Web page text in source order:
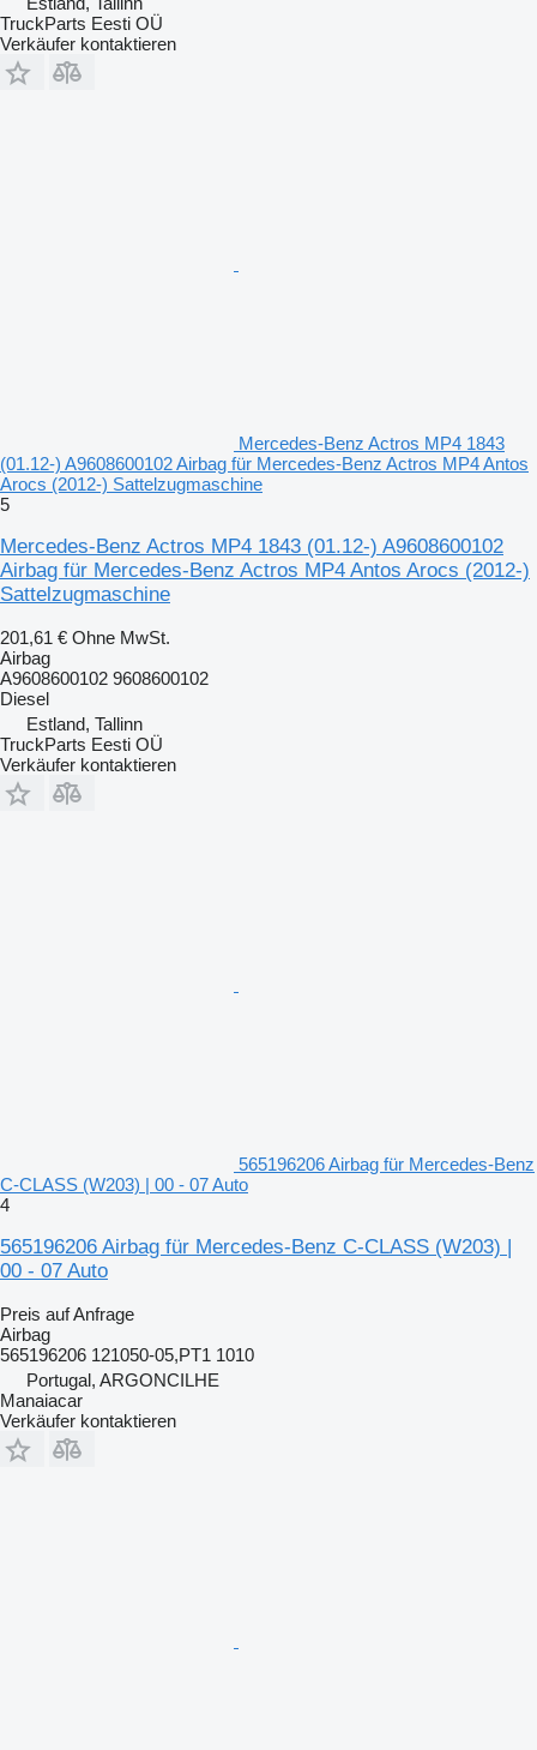
TruckParts Eesti OÜ
Verkäufer kontaktieren
Mercedes-Benz Actros MP4 1843
(01.12-) A9608600102 Airbag für Mercedes-Benz Actros MP4 Antos
Arocs (2012-) Sattelzugmaschine
5
Mercedes-Benz Actros MP4 1843 (01.12-) A9608600102
Airbag für Mercedes-Benz Actros MP4 Antos Arocs (2012-)
Sattelzugmaschine
201,61 € Ohne MwSt.
Airbag
A9608600102 9608600102
Diesel
Estland, Tallinn
TruckParts Eesti OÜ
Verkäufer kontaktieren
565196206 Airbag für Mercedes-Benz
C-CLASS (W203) | 00 - 07 Auto
4
565196206 Airbag für Mercedes-Benz C-CLASS (W203) |
00 - 07 Auto
Preis auf Anfrage
Airbag
565196206 121050-05,PT1 1010
Portugal, ARGONCILHE
Manaiacar
Verkäufer kontaktieren